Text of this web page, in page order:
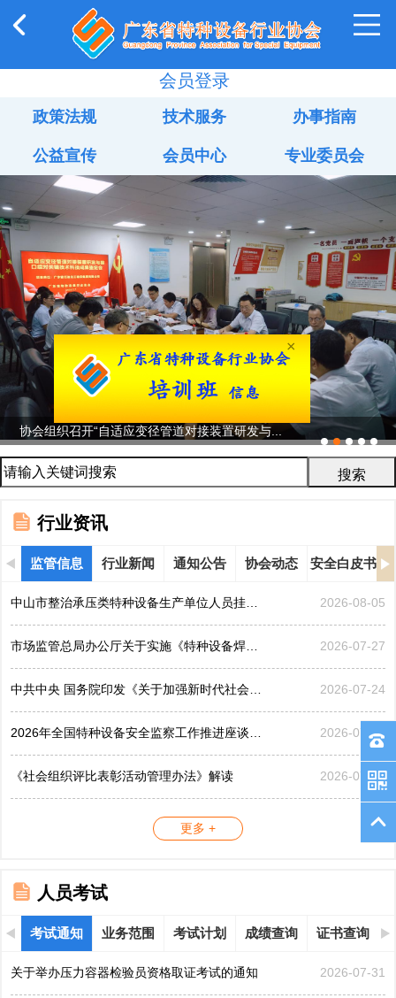
会员登录
政策法规 技术服务 办事指南
公益宣传 会员中心 专业委员会
协会组织召开“自适应变径管道对接装置研发与...
行业资讯
监管信息 行业新闻 通知公告 协会动态 安全白皮书
中山市整治承压类特种设备生产单位人员挂靠、临时凑岗、... 2026-08-05
市场监管总局办公厅关于实施《特种设备焊接操作人员考核... 2026-07-27
中共中央 国务院印发《关于加强新时代社会工作的意见》 2026-07-24
2026年全国特种设备安全监察工作推进座谈会在黑龙江哈... 2026-07-21
《社会组织评比表彰活动管理办法》解读 2026-07-17
更多 +
人员考试
考试通知 业务范围 考试计划 成绩查询 证书查询
关于举办压力容器检验员资格取证考试的通知 2026-07-31
×